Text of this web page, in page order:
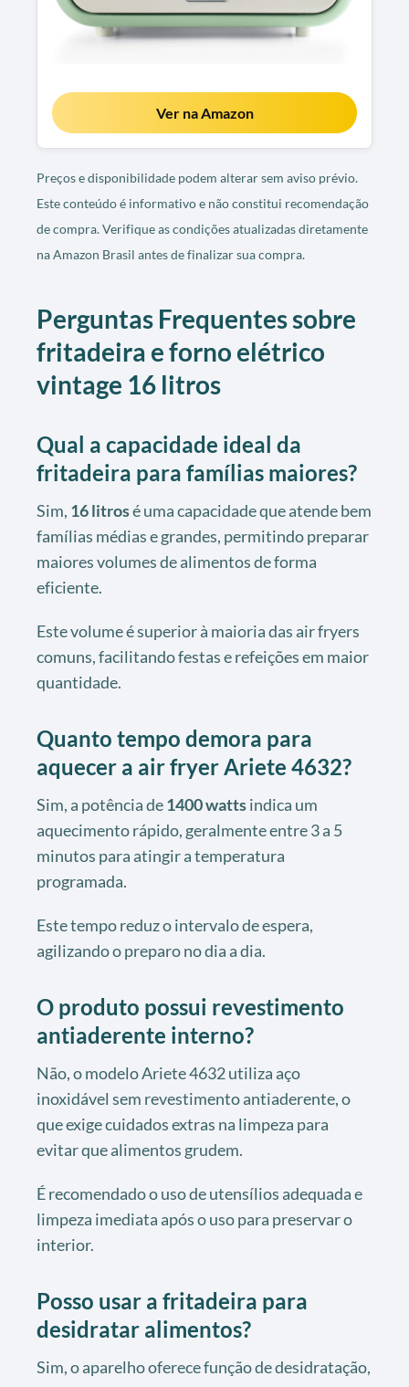
Ver na Amazon
Preços e disponibilidade podem alterar sem aviso prévio.
Este conteúdo é informativo e não constitui recomendação
de compra. Verifique as condições atualizadas diretamente
na Amazon Brasil antes de finalizar sua compra.
Perguntas Frequentes sobre
fritadeira e forno elétrico
vintage 16 litros
Qual a capacidade ideal da
fritadeira para famílias maiores?
Sim, 16 litrosé uma capacidade que atende bem
famílias médias e grandes, permitindo preparar
maiores volumes de alimentos de forma
eficiente.
Este volume é superior à maioria das air fryers
comuns, facilitando festas e refeições em maior
quantidade.
Quanto tempo demora para
aquecer a air fryer Ariete 4632?
Sim, a potência de1400 wattsindica um
aquecimento rápido, geralmente entre 3 a 5
minutos para atingir a temperatura
programada.
Este tempo reduz o intervalo de espera,
agilizando o preparo no dia a dia.
O produto possui revestimento
antiaderente interno?
Não, o modelo Ariete 4632 utiliza aço
inoxidável sem revestimento antiaderente, o
que exige cuidados extras na limpeza para
evitar que alimentos grudem.
É recomendado o uso de utensílios adequada e
limpeza imediata após o uso para preservar o
interior.
Posso usar a fritadeira para
desidratar alimentos?
Sim, o aparelho oferece função de desidratação,